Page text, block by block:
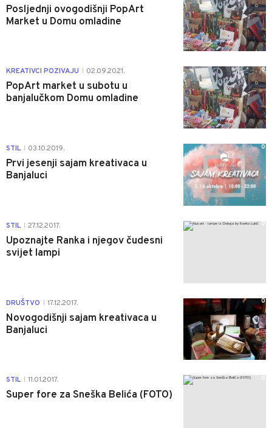
Posljednji ovogodišnji PopArt
Market u Domu omladine
KREATIVCI POZIVAJU 02.09.2021.
PopArt market u subotu u
banjalučkom Domu omladine
0
STIL 03.10.2019.
Prvi jesenji sajam kreativaca u
Banjaluci
0
STIL 27.12.2017.
Upoznajte Ranka i njegov čudesni
svijet lampi
0
DRUŠTVO 17.12.2017.
Novogodišnji sajam kreativaca u
Banjaluci
0
STIL 11.01.2017.
Super fore za Sneška Belića (FOTO)
0